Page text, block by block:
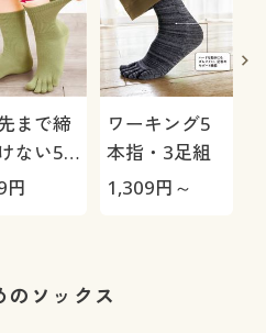
まで締
ない5
ック
円
ワーキング5
本指・3足組
1,309円～
のソックス